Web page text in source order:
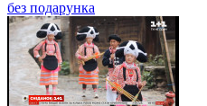
без подарунка